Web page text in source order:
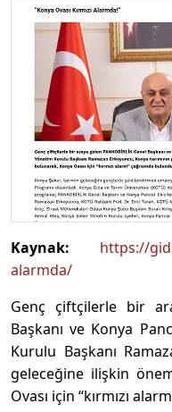
Kaynak:
https://
alarmda/
Genç çiftçilerle bir
Başkanı ve Konya
Kurulu Başkanı
geleceğine ilişkin
Ovası için “kırmızı